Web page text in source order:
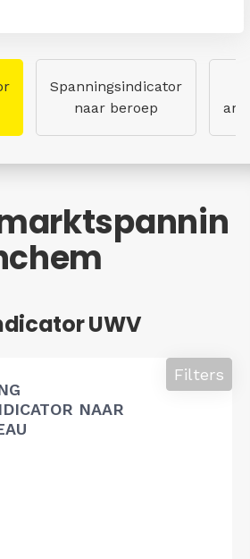
Spanningsindicator
naar beroep
UWV
NAAR
Filters